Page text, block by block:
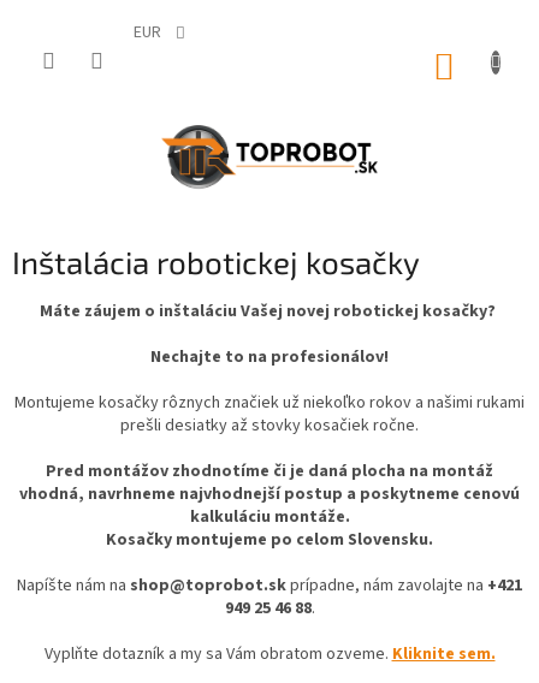
EUR
Inštalácia robotickej kosačky
Máte záujem o inštaláciu Vašej novej robotickej kosačky?
Nechajte to na profesionálov!
Montujeme kosačky rôznych značiek už niekoľko rokov a našimi rukami
prešli desiatky až stovky kosačiek ročne.
Pred montážov zhodnotíme či je daná plocha na montáž
vhodná, navrhneme najvhodnejší postup a poskytneme cenovú
kalkuláciu montáže.
Kosačky montujeme po celom Slovensku.
Napíšte nám na shop@toprobot.skprípadne, nám zavolajte na +421
949 25 46 88.
Vyplňte dotazník a my sa Vám obratom ozveme. Kliknite sem.